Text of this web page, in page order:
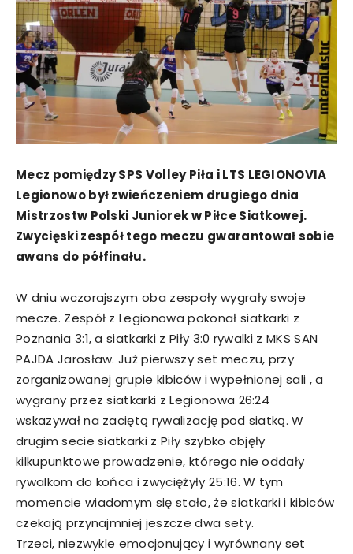
Mecz pomiędzy SPS Volley Piła i LTS LEGIONOVIA
Legionowo był zwieńczeniem drugiego dnia
Mistrzostw Polski Juniorek w Piłce Siatkowej.
Zwycięski zespół tego meczu gwarantował sobie
awans do półfinału.
W dniu wczorajszym oba zespoły wygrały swoje
mecze. Zespół z Legionowa pokonał siatkarki z
Poznania 3:1, a siatkarki z Piły 3:0 rywalki z MKS SAN
PAJDA Jarosław. Już pierwszy set meczu, przy
zorganizowanej grupie kibiców i wypełnionej sali , a
wygrany przez siatkarki z Legionowa 26:24
wskazywał na zaciętą rywalizację pod siatką. W
drugim secie siatkarki z Piły szybko objęły
kilkupunktowe prowadzenie, którego nie oddały
rywalkom do końca i zwyciężyły 25:16. W tym
momencie wiadomym się stało, że siatkarki i kibiców
czekają przynajmniej jeszcze dwa sety.
Trzeci, niezwykle emocjonujący i wyrównany set